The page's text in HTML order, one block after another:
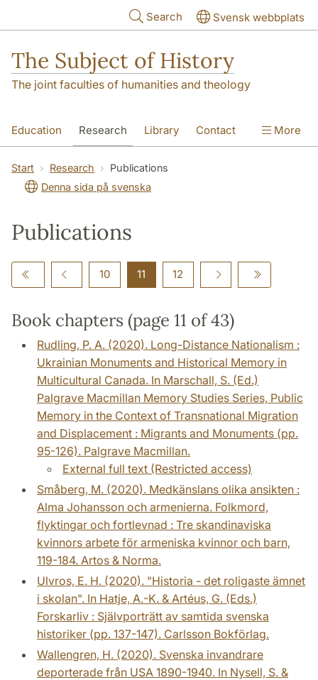
Search Svensk webbplats
The Subject of History
The joint faculties of humanities and theology
Education Research Library Contact
About us Accessibility
More
Start Research
Publications
Denna sida på svenska
Publications
10 11 12
Book chapters (page 11 of 43)
Rudling, P. A. (2020). Long-Distance Nationalism :
Ukrainian Monuments and Historical Memory in
Multicultural Canada. In Marschall, S. (Ed.)
Palgrave Macmillan Memory Studies Series, Public
Memory in the Context of Transnational Migration
and Displacement : Migrants and Monuments (pp.
95-126). Palgrave Macmillan.
External full text (Restricted access)
Småberg, M. (2020). Medkänslans olika ansikten :
Alma Johansson och armenierna. Folkmord,
flyktingar och fortlevnad : Tre skandinaviska
kvinnors arbete för armeniska kvinnor och barn,
119-184. Artos & Norma.
Ulvros, E. H. (2020). "Historia - det roligaste ämnet
i skolan". In Hatje, A.-K. & Artéus, G. (Eds.)
Forskarliv : Självporträtt av samtida svenska
historiker (pp. 137-147). Carlsson Bokförlag.
Wallengren, H. (2020). Svenska invandrare
deporterade från USA 1890-1940. In Nysell, S. &